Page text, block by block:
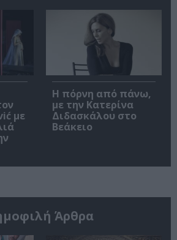
με
Η πόρνη από πάνω,
με την Κατερίνα
Διδασκάλου στο
Βεάκειο
Άρθρα